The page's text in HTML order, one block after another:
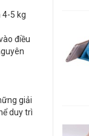
5 kg
điều
giải
duy trì